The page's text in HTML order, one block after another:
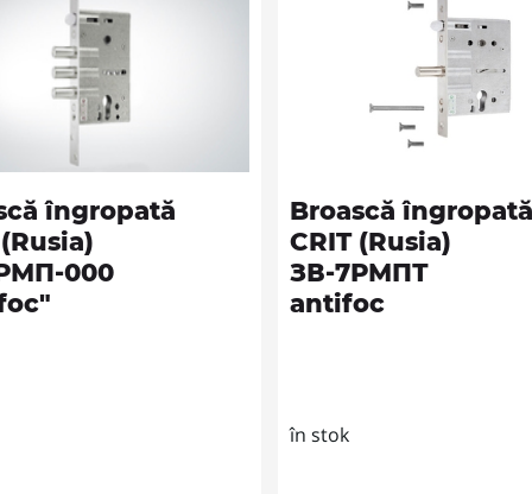
îngropată
000
Broască îngropată
CRIT (Rusia)
ЗВ-7РМПТ
antifoc
în stok